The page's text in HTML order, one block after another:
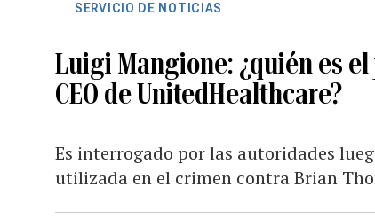
SERVICIO DE NOTICIAS
Luigi Mangione: ¿quién es
CEO de UnitedHealthcare?
Es interrogado por las autoridades
utilizada en el crimen contra Brian